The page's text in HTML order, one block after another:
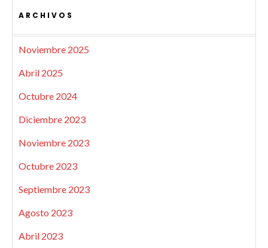
ARCHIVOS
Noviembre 2025
Abril 2025
Octubre 2024
Diciembre 2023
Noviembre 2023
Octubre 2023
Septiembre 2023
Agosto 2023
Abril 2023